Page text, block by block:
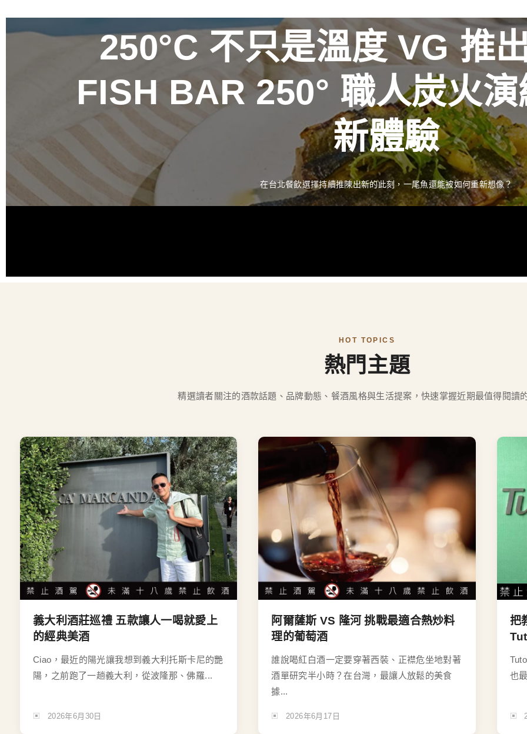
250°C不只是溫度 VG 推
FISH BAR 250° 職人炭火
新體驗
在台北餐飲選擇持續推陳出新的此刻，一尾魚還能被如何重新想像？
READ MORE
百富攜手金獎藝術家推出 花
禮盒 循四季流轉描繪時間
工藝經典 獻禮中
READ MORE
HOT TOPICS
熱門主題
精選讀者關注的酒款話題、品牌動態、餐酒風格與生活提案，快速掌握近期最值得閱讀
義大利酒莊巡禮 五款讓人一喝就愛上
的經典美酒
Ciao，最近的陽光讓我想到義大利托斯卡尼的艷
陽，之前跑了一趟義大利，從波隆那、佛羅...
2026年6月30日
阿爾薩斯 VS 隆河 挑戰最適合熱炒料
理的葡萄酒
誰說喝紅白酒一定要穿著西裝、正襟危坐地對著
酒單研究半小時？在台灣，最讓人放鬆的美食
據...
2026年6月17日
把
也